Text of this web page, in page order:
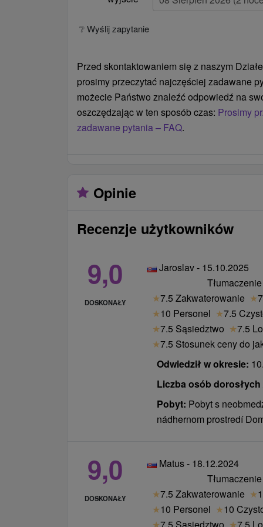
❔ Wyślij zapytanie
Przed skontaktowaniem się z naszym
prosimy przeczytać najczęściej zadawane
możecie Państwo znaleźć odpowiedź na
oszczędzając w ten sposób czas: Prosimy
zadawane pytania – FAQ.
Opinie
Recenzje użytkowników
9,0
DOSKONAŁY
Jaroslav - 15.10.2025
★7.5 Zakwaterowanie ★
★10 Personel ★7.5
★7.5 Sąsiedztwo ★7.5
★7.5 Stosunek ceny do
Odwiedził w okresie:
Liczba osób dorosłych
Pobyt: Pobyt s
nádhernom prostredí
9,0
DOSKONAŁY
Matus - 18.12.2024
★7.5 Zakwaterowanie ★
★10 Personel ★10